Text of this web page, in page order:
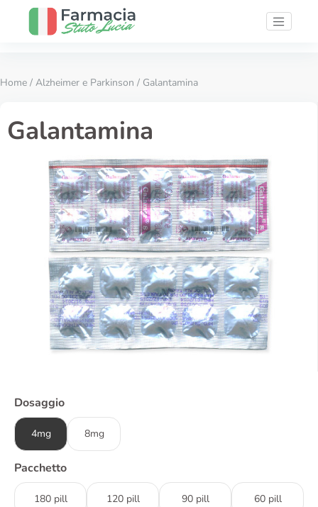
Home / Alzheimer e Parkinson / Galantamina
Galantamina
Dosaggio
4mg 8mg
Pacchetto
180 pill 120 pill 90 pill 60 pill